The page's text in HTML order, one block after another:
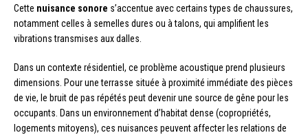
Cette nuisance sonore s’accentue avec certains types de chaussures,
notamment celles à semelles dures ou à talons, qui amplifient les
vibrations transmises aux dalles.
Dans un contexte résidentiel, ce problème acoustique prend plusieurs
dimensions. Pour une terrasse située à proximité immédiate des pièces
de vie, le bruit de pas répétés peut devenir une source de gêne pour les
occupants. Dans un environnement d’habitat dense (copropriétés,
logements mitoyens), ces nuisances peuvent affecter les relations de